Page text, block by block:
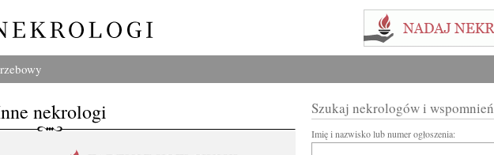
nekrologi Szukaj nekrologów i wspomnień
Imię i nazwisko lub numer ogłoszenia: